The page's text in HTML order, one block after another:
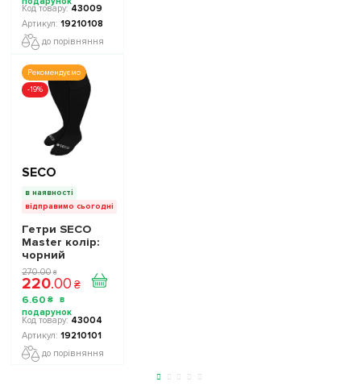
43009
19210108
до порівняння
Рекомендуємо
-19%
SECO
в наявності
відправимо сьогодні
Гетри SECO
Master колір:
чорний
270.00 ₴
220.00 ₴
6.60 ₴
43004
19210101
до порівняння